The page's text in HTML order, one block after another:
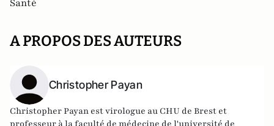
Santé
A PROPOS DES AUTEURS
Christopher Payan
Christopher Payan est virologue au CHU de Brest et